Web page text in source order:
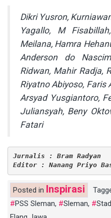
Dikri Yusron,
Yagallo, M
Meilana, Hamra
Anderson do
Ridwan, Mahir Radja,
Riyatno Abiyoso, Faris
Arsyad Yusgiantoro,
Juliansyah, Beny
Fatari
Jurnalis : Bram Radyan
Editor : Nanang Priyo
Posted in Inspirasi
PSS Sleman, Sleman,